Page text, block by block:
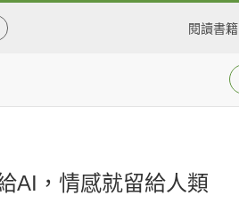
閱讀書籍
AI，情感就留給人類